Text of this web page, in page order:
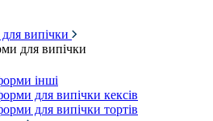
випічки
для випічки
інші
для випічки кексів
для випічки тортів